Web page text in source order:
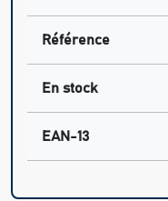
Référence
En stock
EAN-13